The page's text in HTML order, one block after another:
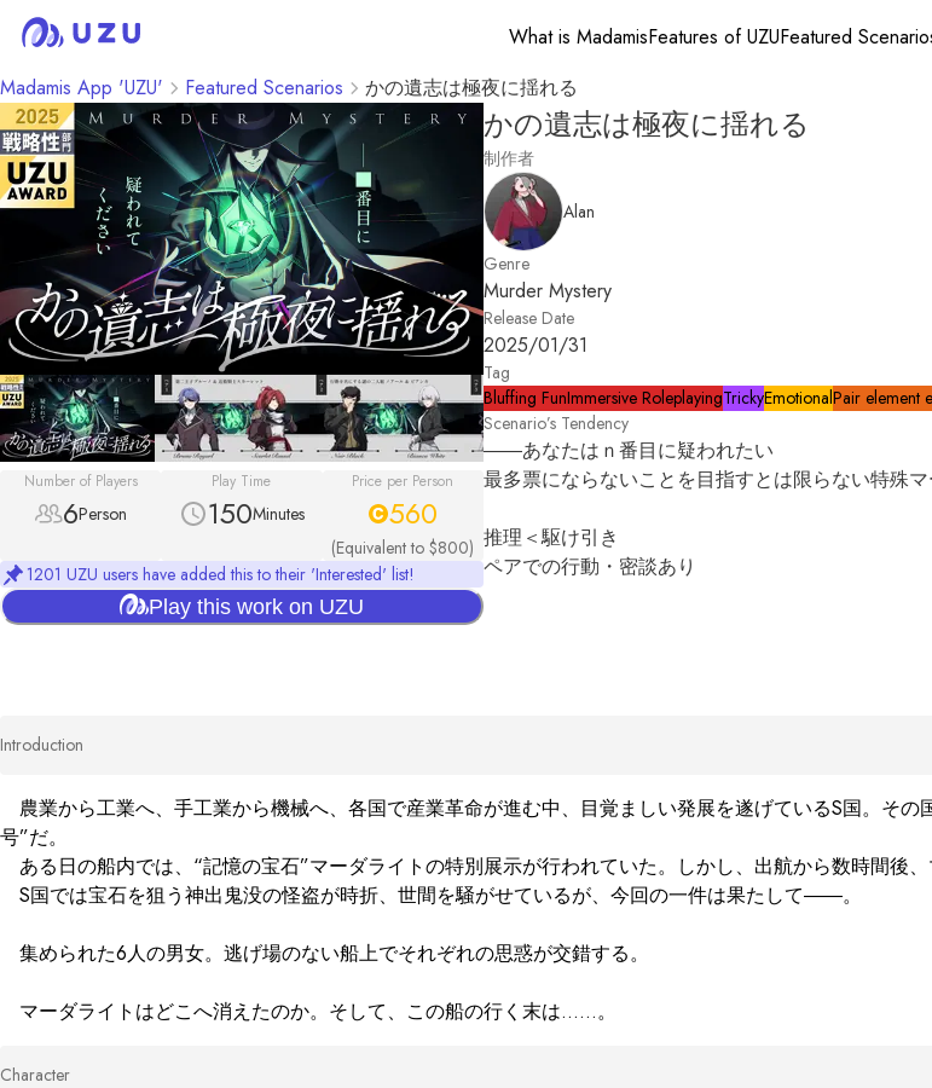
What is MadamisFeatures of UZUFeatured
Madamis App 'UZU' Featured Scenarios かの遺志は極夜に揺れる
Number of Players
6Person
Play Time
150Minutes
Price per Person
560
(Equivalent to $800)
1201 UZU users have added this to their 'Interested' list!
Play this work on UZU
かの遺志は極夜に揺れる
制作者
Alan
Genre
Murder Mystery
Release Date
2025/01/31
Tag
Bluffing FunImmersive RoleplayingTrickyEmotionalPair element
Scenario’s Tendency
――あなたはｎ番目に疑われたい
最多票にならないことを目指すとは限らない特殊
推理＜駆け引き
ペアでの行動・密談あり
Introduction
農業から工業へ、手工業から機械へ、各国で産業革命が進む中、目覚ましい発展を遂げているS国。そ
号”だ。
ある日の船内では、“記憶の宝石”マーダライトの特別展示が行われていた。しかし、出航から数時間後
S国では宝石を狙う神出鬼没の怪盗が時折、世間を騒がせているが、今回の一件は果たして――。
集められた6人の男女。逃げ場のない船上でそれぞれの思惑が交錯する。
マーダライトはどこへ消えたのか。そして、この船の行く末は……。
Character